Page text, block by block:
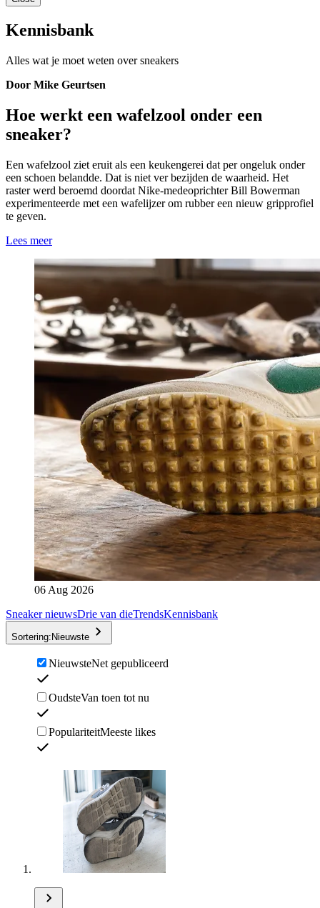
Kennisbank
Alles wat je moet weten over sneakers
Door Mike Geurtsen
Hoe werkt een wafelzool onder een
sneaker?
Een wafelzool ziet eruit als een keukengerei dat per ongeluk onder
een schoen belandde. Dat is niet ver bezijden de waarheid. Het
raster werd beroemd doordat Nike-medeoprichter Bill Bowerman
experimenteerde met een wafelijzer om rubber een nieuw gripprofiel
te geven.
Lees meer
06 Aug 2026
Sneaker nieuwsDrie van dieTrendsKennisbank
Sortering:Nieuwste
NieuwsteNet gepubliceerd
OudsteVan toen tot nu
PopulariteitMeeste likes